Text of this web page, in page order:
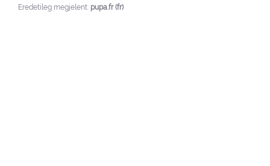
Eredetileg megjelent: pupa.fr (fr)